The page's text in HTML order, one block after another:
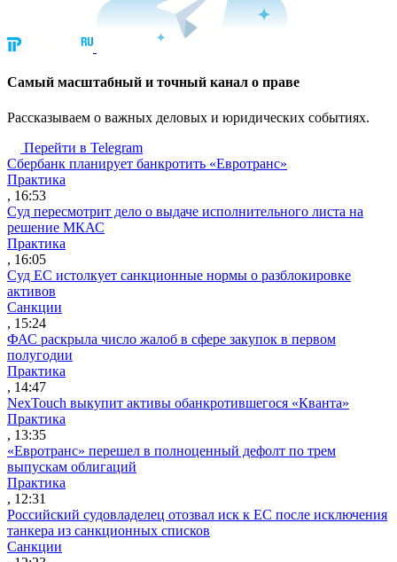
Cамый масштабный и точный канал о праве
Рассказываем о важных деловых и юридических событиях.
Перейти в Telegram
Сбербанк планирует банкротить «Евротранс»
Практика
, 16:53
Суд пересмотрит дело о выдаче исполнительного листа на
решение МКАС
Практика
, 16:05
Суд ЕС истолкует санкционные нормы о разблокировке
активов
Санкции
, 15:24
ФАС раскрыла число жалоб в сфере закупок в первом
полугодии
Практика
, 14:47
NexTouch выкупит активы обанкротившегося «Кванта»
Практика
, 13:35
«Евротранс» перешел в полноценный дефолт по трем
выпускам облигаций
Практика
, 12:31
Российский судовладелец отозвал иск к ЕС после исключения
танкера из санкционных списков
Санкции